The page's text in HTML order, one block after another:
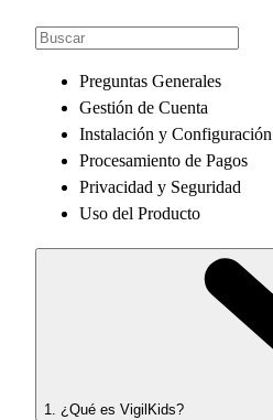
Preguntas Generales
Gestión de Cuenta
Instalación y Configuración
Procesamiento de Pagos
Privacidad y Seguridad
Uso del Producto
1. ¿Qué es VigilKids?